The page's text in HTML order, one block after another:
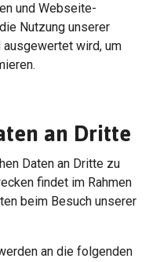
und Webseite-
Nutzung unserer
wird, um
an Dritte
Daten an Dritte zu
findet im Rahmen
beim Besuch unserer
an die folgenden